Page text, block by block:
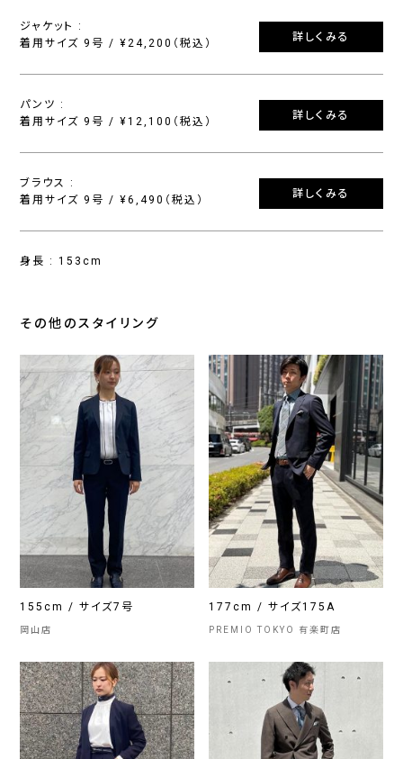
ジャケット :
着用サイズ 9号 / ¥24,200（税込）
詳しくみる
パンツ :
着用サイズ 9号 / ¥12,100（税込）
詳しくみる
ブラウス :
着用サイズ 9号 / ¥6,490（税込）
詳しくみる
身長 : 153cm
その他のスタイリング
155cm / サイズ7号
岡山店
177cm / サイズ175A
PREMIO TOKYO 有楽町店